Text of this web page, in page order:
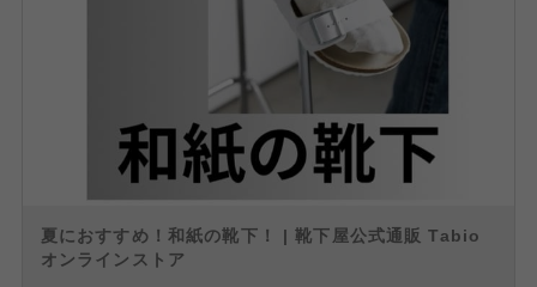
夏におすすめ！和紙の靴下！ | 靴下屋公式通販 Tabio
オンラインストア